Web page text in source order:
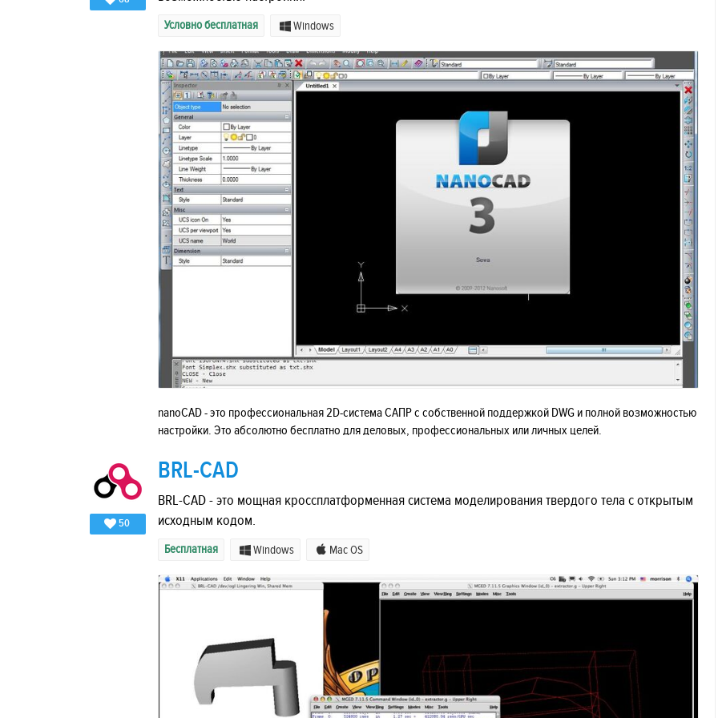
Условно бесплатная Windows
nanoCAD - это профессиональная 2D-система САПР с собственной поддержкой DWG и полной возможностью
настройки. Это абсолютно бесплатно для деловых, профессиональных или личных целей.
50
BRL-CAD
BRL-CAD - это мощная кроссплатформенная система моделирования твердого тела с открытым
исходным кодом.
Бесплатная Windows Mac OS